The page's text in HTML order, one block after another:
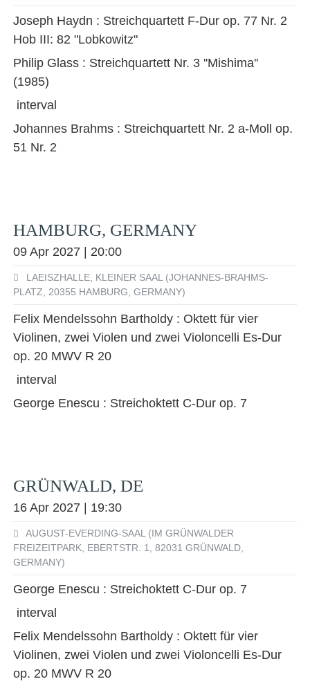
Joseph Haydn : Streichquartett F-Dur op. 77 Nr. 2
Hob III: 82 "Lobkowitz"
Philip Glass : Streichquartett Nr. 3 ''Mishima''
(1985)
interval
Johannes Brahms : Streichquartett Nr. 2 a-Moll op.
51 Nr. 2
HAMBURG, GERMANY
09 Apr 2027 | 20:00
LAEISZHALLE, KLEINER SAAL (JOHANNES-BRAHMS-
PLATZ, 20355 HAMBURG, GERMANY)
Felix Mendelssohn Bartholdy : Oktett für vier
Violinen, zwei Violen und zwei Violoncelli Es-Dur
op. 20 MWV R 20
interval
George Enescu : Streichoktett C-Dur op. 7
GRÜNWALD, DE
16 Apr 2027 | 19:30
AUGUST-EVERDING-SAAL (IM GRÜNWALDER
FREIZEITPARK, EBERTSTR. 1, 82031 GRÜNWALD,
GERMANY)
George Enescu : Streichoktett C-Dur op. 7
interval
Felix Mendelssohn Bartholdy : Oktett für vier
Violinen, zwei Violen und zwei Violoncelli Es-Dur
op. 20 MWV R 20